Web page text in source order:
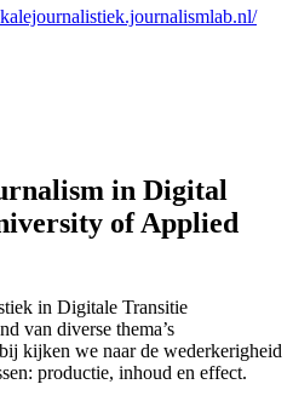
in Digital
of Applied
in Digitale Transitie
van diverse thema’s
kijken we naar de wederkerigheid
productie, inhoud en effect.